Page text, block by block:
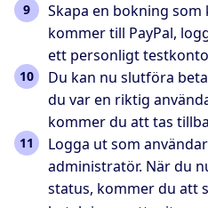
Skapa en bokning
kommer till PayPal,
ett personligt
Du kan nu slutföra
du var en riktig
kommer du att tas
Logga ut som
administratör. När du
status, kommer du att